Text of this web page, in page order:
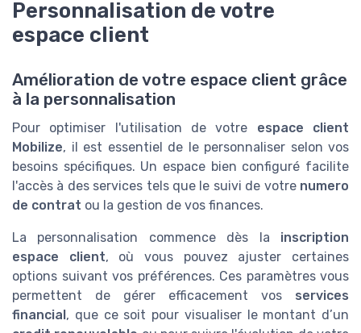
Personnalisation de votre
espace client
Amélioration de votre espace client grâce
à la personnalisation
Pour optimiser l'utilisation de votre espace client
Mobilize, il est essentiel de le personnaliser selon vos
besoins spécifiques. Un espace bien configuré facilite
l'accès à des services tels que le suivi de votre numero
de contrat ou la gestion de vos finances.
La personnalisation commence dès la inscription
espace client, où vous pouvez ajuster certaines
options suivant vos préférences. Ces paramètres vous
permettent de gérer efficacement vos services
financial , que ce soit pour visualiser le montant d’un